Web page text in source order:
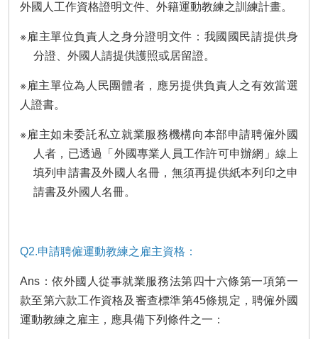
外國人工作資格證明文件、外籍運動教練之訓練計畫。
※雇主單位負責人之身分證明文件：我國國民請提供身
分證、外國人請提供護照或居留證。
※雇主單位為人民團體者，應另提供負責人之有效當選
人證書。
※雇主如未委託私立就業服務機構向本部申請聘僱外國
人者，已透過「外國專業人員工作許可申辦網」線上
填列申請書及外國人名冊，無須再提供紙本列印之申
請書及外國人名冊。
Q2.申請聘僱運動教練之雇主資格：
Ans：依外國人從事就業服務法第四十六條第一項第一
款至第六款工作資格及審查標準第45條規定，聘僱外國
運動教練之雇主，應具備下列條件之一：